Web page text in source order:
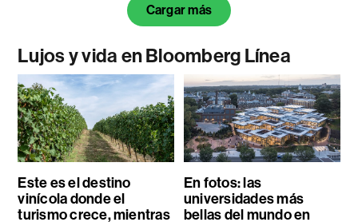
Cargar más
Lujos y vida en Bloomberg Línea
Este es el destino
vinícola donde el
turismo crece, mientras
En fotos: las
universidades más
bellas del mundo en